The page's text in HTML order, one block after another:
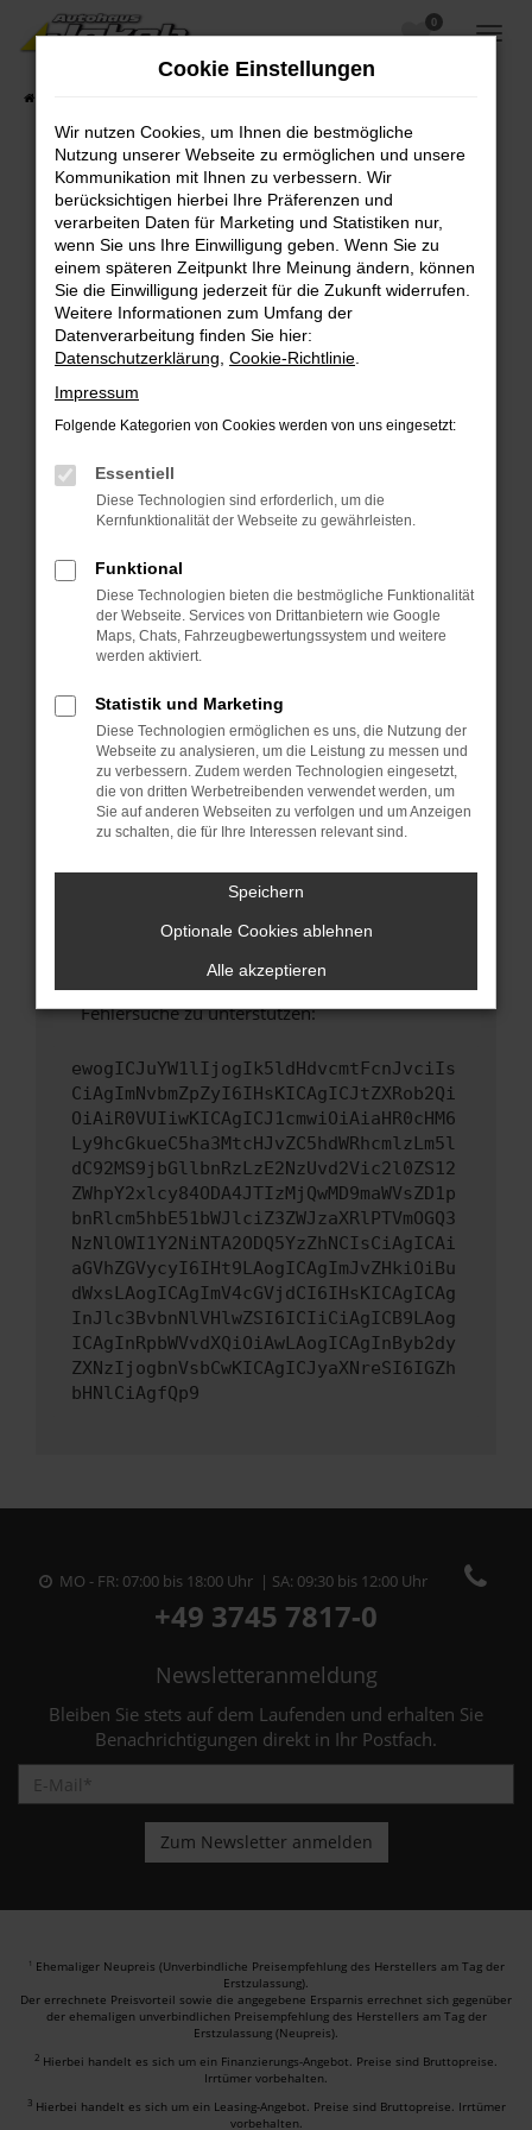
Zum
Hauptinhalt
0
Fehler: Network Error
Beim Laden ist ein Fehler aufgetreten.
Hier sind ein paar Tipps, die dir helfen können:
Überprüfe deine Firewall und deine
Internetverbindung.
Laden andere Webseiten, zum Beispiel deine
Suchmaschine?
Prüfe deine Browsererweiterungen.
Manche Erweiterungen, wie Werbeblocker,
können das Laden bestimmter Seiten
verhindern. Funktioniert die Seite in einem
Fenster?
Starte dein Gerät neu.
Das kann manchmal helfen, vorübergehende
Probleme zu beheben.
Betriebssystem auf dem neuesten Stand
sind.
Veraltete Software birgt nicht nur ein
Sicherheitsrisiko, sondern kann auch dazu
führen, dass bestimmte Funktionen nicht mehr
unterstützt werden.
Wende dich an den Webseitenbetreiber.
Wenn du alle oben genannten Schritte versucht
hast, kontaktiere uns bitte. Wir werden
versuchen, das Problem zu beheben. Du kannst
uns diesen Text schicken, um uns bei der
Fehlersuche zu unterstützen:
ewogICJuYW1lIjogIk5ldHdvcmtFcnJvciIs
CiAgImNvbmZpZyI6IHsKICAgICJtZXRob2Qi
OiAiR0VUIiwKICAgICJ1cmwiOiAiaHR0cHM6
Ly9hcGkueC5ha3MtcHJvZC5hdWRhcmlzLm5l
dC92MS9jbGllbnRzLzE2NzUvd2Vic2l0ZS12
ZWhpY2xlcy84ODA4JTIzMjQwMD9maWVsZD1p
bnRlcm5hbE51bWJlciZ3ZWJzaXRlPTVmOGQ3
NzNlOWI1Y2NiNTA2ODQ5YzZhNCIsCiAgICAi
aGVhZGVycyI6IHt9LAogICAgImJvZHkiOiBu
dWxsLAogICAgImV4cGVjdCI6IHsKICAgICAg
InJlc3BvbnNlVHlwZSI6ICIiCiAgICB9LAog
ICAgInRpbWVvdXQiOiAwLAogICAgInByb2dy
ZXNzIjogbnVsbCwKICAgICJyaXNreSI6IGZh
bHNlCiAgfQp9
MO - FR: 07:00 bis 18:00 Uhr | SA: 09:30 bis 12:00 Uhr
+49 3745 7817-0
Newsletteranmeldung
Bleiben Sie stets auf dem Laufenden und erhalten Sie
Benachrichtigungen direkt in Ihr Postfach.
1 Ehemaliger Neupreis (Unverbindliche Preisempfehlung des Herstellers am Tag der
Erstzulassung).
Der errechnete Preisvorteil sowie die angegebene Ersparnis errechnet sich gegenüber
der ehemaligen unverbindlichen Preisempfehlung des Herstellers am Tag der
Erstzulassung (Neupreis).
2 Hierbei handelt es sich um ein Finanzierungs-Angebot. Preise sind Bruttopreise.
Irrtümer vorbehalten.
3 Hierbei handelt es sich um ein Leasing-Angebot. Preise sind Bruttopreise. Irrtümer
vorbehalten.
Cookie Einstellungen
Wir nutzen Cookies, um Ihnen die bestmögliche
Nutzung unserer Webseite zu ermöglichen und unsere
Kommunikation mit Ihnen zu verbessern. Wir
berücksichtigen hierbei Ihre Präferenzen und
verarbeiten Daten für Marketing und Statistiken nur,
wenn Sie uns Ihre Einwilligung geben. Wenn Sie zu
einem späteren Zeitpunkt Ihre Meinung ändern, können
Sie die Einwilligung jederzeit für die Zukunft widerrufen.
Weitere Informationen zum Umfang der
Datenverarbeitung finden Sie hier:
Datenschutzerklärung Cookie-Richtlinie
Impressum
Folgende Kategorien von Cookies werden von uns eingesetzt:
Essentiell
Diese Technologien sind erforderlich, um die
Kernfunktionalität der Webseite zu gewährleisten.
Funktional
Diese Technologien bieten die bestmögliche Funktionalität
der Webseite. Services von Drittanbietern wie Google
Maps, Chats, Fahrzeugbewertungssystem und weitere
werden aktiviert.
Statistik und Marketing
Diese Technologien ermöglichen es uns, die Nutzung der
Webseite zu analysieren, um die Leistung zu messen und
zu verbessern. Zudem werden Technologien eingesetzt,
die von dritten Werbetreibenden verwendet werden, um
Sie auf anderen Webseiten zu verfolgen und um Anzeigen
zu schalten, die für Ihre Interessen relevant sind.
Speichern
Optionale Cookies ablehnen
Alle akzeptieren